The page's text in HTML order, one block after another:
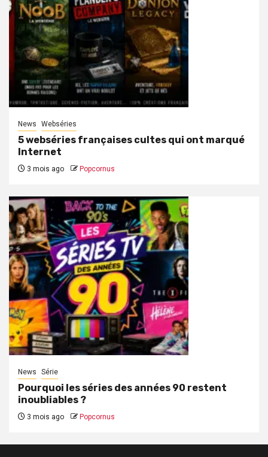
News Webséries
5 webséries françaises cultes qui ont marqué
Internet
3 mois ago Popcornus
News Série
Pourquoi les séries des années 90 restent
inoubliables ?
3 mois ago Popcornus